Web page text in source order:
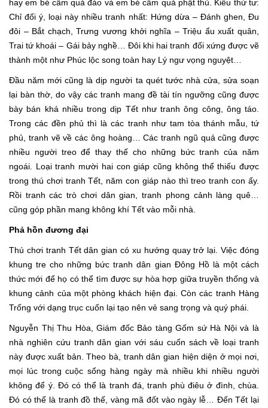
hay em bé cầm quả đào và em bé cầm quả phật thủ. Kiểu thứ tư:
Chỉ đối ý, loại này nhiều tranh nhất: Hứng dừa – Đánh ghen, Đu
đôi – Bắt chạch, Trưng vương khởi nghĩa – Triệu ẩu xuất quân,
Trai tứ khoái – Gái bảy nghề… Đôi khi hai tranh đối xứng được vẽ
thành một như Phúc lộc song toàn hay Lý ngư vọng nguyệt…
Đầu năm mới cũng là dịp người ta quét tước nhà cửa, sửa soạn
lại bàn thờ, do vậy các tranh mang đề tài tín ngưỡng cũng được
bày bán khá nhiều trong dịp Tết như tranh ông công, ông táo.
Trong các đền phủ thì là các tranh như tam tòa thánh mẫu, tứ
phủ, tranh vẽ về các ông hoàng… Các tranh ngũ quả cũng được
nhiều người treo để thay thế cho những bức tranh của năm
ngoái. Loại tranh mười hai con giáp cũng không thể thiếu được
trong thú chơi tranh Tết, năm con giáp nào thì treo tranh con ấy.
Rồi tranh các trò chơi dân gian, tranh phong cảnh làng quê…
cũng góp phần mang không khí Tết vào mỗi nhà.
Phả hồn đương đại
Thú chơi tranh Tết dân gian có xu hướng quay trở lại. Việc đóng
khung tre cho những bức tranh dân gian Đông Hồ là một cách
thức mới để họ có thể tìm được sự hòa hợp giữa truyền thống và
khung cảnh của một phòng khách hiện đại. Còn các tranh Hàng
Trống với dạng trục cuốn lại tạo nên vẻ sang trọng và quý phái.
Nguyễn Thị Thu Hòa, Giám đốc Bảo tàng Gốm sứ Hà Nội và là
nhà nghiên cứu tranh dân gian với sáu cuốn sách về loại tranh
này được xuất bản. Theo bà, tranh dân gian hiện diện ở mọi nơi,
mọi lúc trong cuộc sống hàng ngày mà nhiều khi nhiều người
không để ý. Đó có thể là tranh đá, tranh phù điêu ở đình, chùa.
Đó có thể là tranh đồ thế, vàng mã đốt vào ngày lễ… Đến Tết lại